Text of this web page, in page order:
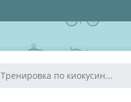
Тренировка по киокусин...